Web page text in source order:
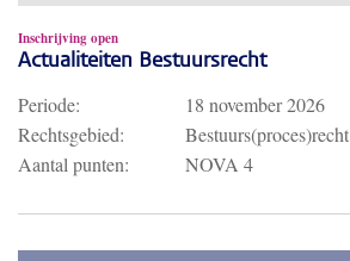
Inschrijving open
Actualiteiten Bestuursrecht
Periode:
18 november 2026
Rechtsgebied:
Bestuurs(proces)recht
Aantal punten:
NOVA 4